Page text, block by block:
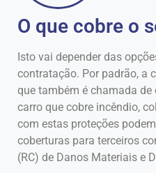
O que cobre o
Isto vai depender das
contratação. Por padrão, a
que também é chamada de
carro que cobre incêndio,
com estas proteções
coberturas para terceiros
(RC) de Danos Materiais e